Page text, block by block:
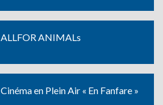
ALLFOR ANIMALs
Cinéma en Plein Air « En Fanfare »